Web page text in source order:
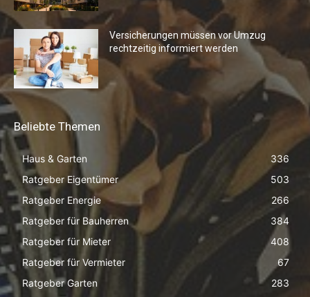
Versicherungen müssen vor Umzug
rechtzeitig informiert werden
Beliebte Themen
Haus & Garten
336
Ratgeber Eigentümer
503
Ratgeber Energie
266
Ratgeber für Bauherren
384
Ratgeber für Mieter
408
Ratgeber für Vermieter
67
Ratgeber Garten
283